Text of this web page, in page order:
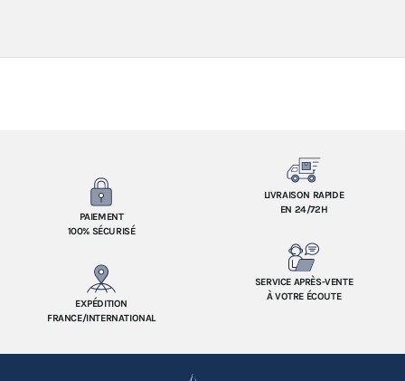
PAIEMENT
100% SÉCURISÉ
LIVRAISON RAPIDE
EN 24/72H
EXPÉDITION
FRANCE/INTERNATIONAL
SERVICE APRÈS-VENTE
À VOTRE ÉCOUTE